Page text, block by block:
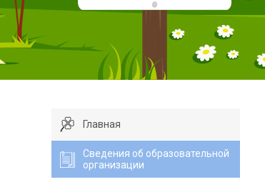
Главная
Сведения об образовательной
организации